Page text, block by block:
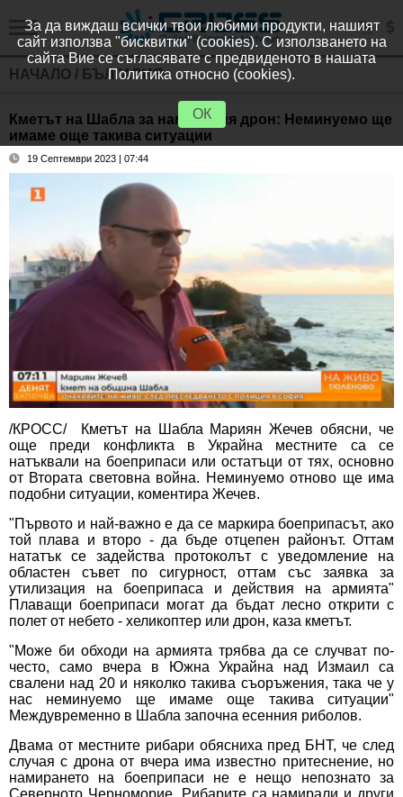
НАЧАЛО / БЪЛГАРИЯ
Кметът на Шабла за намерения дрон: Неминуемо ще
имаме още такива ситуации
19 Септември 2023 | 07:44
/КРОСС/ Кметът на Шабла Мариян Жечев обясни, че
още преди конфликта в Украйна местните са се
натъквали на боеприпаси или остатъци от тях, основно
от Втората световна война. Неминуемо отново ще има
подобни ситуации, коментира Жечев.
"Първото и най-важно е да се маркира боеприпасът, ако
той плава и второ - да бъде отцепен районът. Оттам
нататък се задейства протоколът с уведомление на
областен съвет по сигурност, оттам със заявка за
утилизация на боеприпаса и действия на армията"
Плаващи боеприпаси могат да бъдат лесно открити с
полет от небето - хеликоптер или дрон, каза кметът.
"Може би обходи на армията трябва да се случват по-
често, само вчера в Южна Украйна над Измаил са
свалени над 20 и няколко такива съоръжения, така че у
нас неминуемо ще имаме още такива ситуации"
Междувременно в Шабла започна есенния риболов.
Двама от местните рибари обясниха пред БНТ, че след
случая с дрона от вчера има известно притеснение, но
намирането на боеприпаси не е нещо непознато за
Северното Черноморие. Рибарите са намирали и други
За да виждаш всички твои любими продукти, нашият
сайт използва "бисквитки" (cookies). С използването на
сайта Вие се съгласявате с предвиденото в нашата
Политика относно (cookies).
ОК